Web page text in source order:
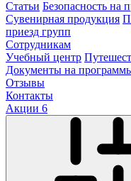
Статьи Безопасность на
Сувенирная продукция
приезд групп
Сотрудникам
Учебный центр
Документы на
Отзывы
Контакты
Акции 6